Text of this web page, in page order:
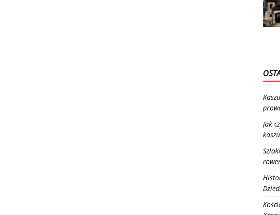
Jak